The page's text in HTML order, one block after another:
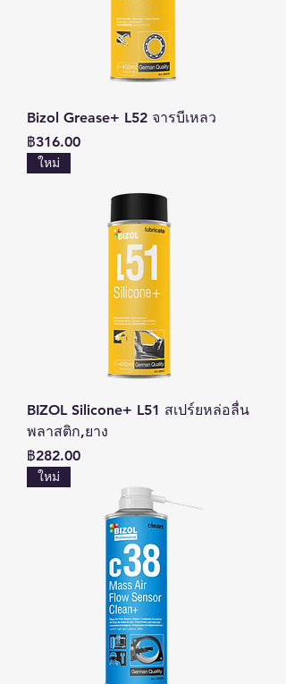
Bizol Grease+ L52 จารบีเหลว
ราคา
฿316.00
ใหม่
BIZOL Silicone+ L51 สเปร์ยหล่อลื่น
พลาสติก,ยาง
ราคา
฿282.00
ใหม่